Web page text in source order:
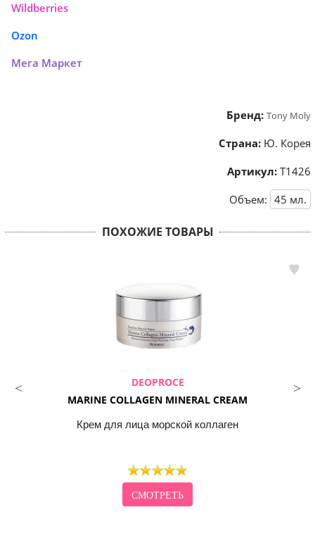
Wildberries
Ozon
Мега Маркет
Бренд: Tony Moly
Страна: Ю. Корея
Артикул: Т1426
Объем: 45 мл.
ПОХОЖИЕ ТОВАРЫ
DEOPROCE
MARINE COLLAGEN MINERAL CREAM
Крем для лица морской коллаген
СМОТРЕТЬ